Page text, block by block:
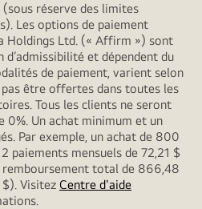
(sous réserve des limites
Les options de paiement
Holdings Ltd. (« Affirm ») sont
et dépendent du
de paiement, varient selon
être offertes dans toutes les
Tous les clients ne seront
0%. Un achat minimum et un
Par exemple, un achat de 800
paiements mensuels de 72,21 $
remboursement total de 866,48
Visitez Centre d'aide